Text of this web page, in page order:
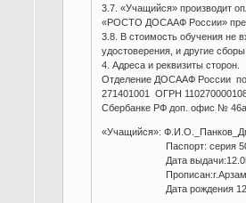
3.7. «Учащийся» производит
«РОСТО ДОСААФ России»
3.8. В стоимость обучения не
удостоверения, и другие
4. Адреса и реквизиты сторон.
Отделение ДОСААФ России по
271401001 ОГРН
Сбербанке РФ доп. офис №
«Учащийся»:
Паспорт: серия 50 14 27
Дата
Прописан:г.Арзамас
Дата рождения